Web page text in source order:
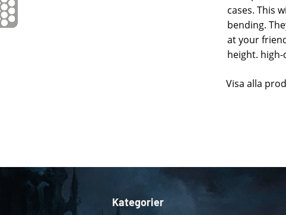
cases. This
bending.
at your
height.
Visa alla
Kategorier